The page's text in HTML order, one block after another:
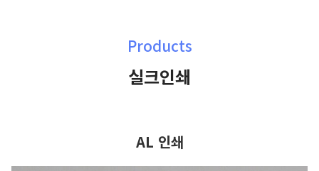
Products
실크인쇄
AL 인쇄